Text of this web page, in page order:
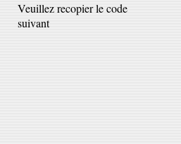
Veuillez recopier le code
suivant